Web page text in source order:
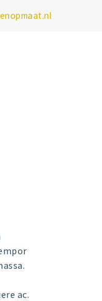
ac.